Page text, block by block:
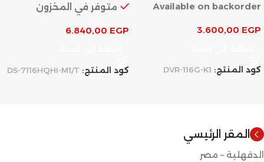
Available on backorder
3.600,00 EGP
كود المنتج: DVR-116G-K1
متوفر في المخزون
6.840,00 EGP
كود المنتج: DS-7116HQHI-M1/T
المقر الرئيسي
الدقهلية – مصر